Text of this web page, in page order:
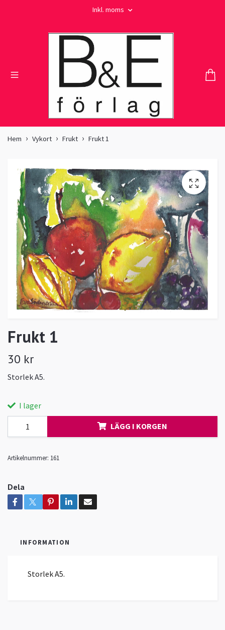
Inkl. moms
Hem Vykort Frukt Frukt 1
Frukt 1
30 kr
Storlek A5.
I lager
LÄGG I KORGEN
Artikelnummer: 161
Dela
INFORMATION
Storlek A5.